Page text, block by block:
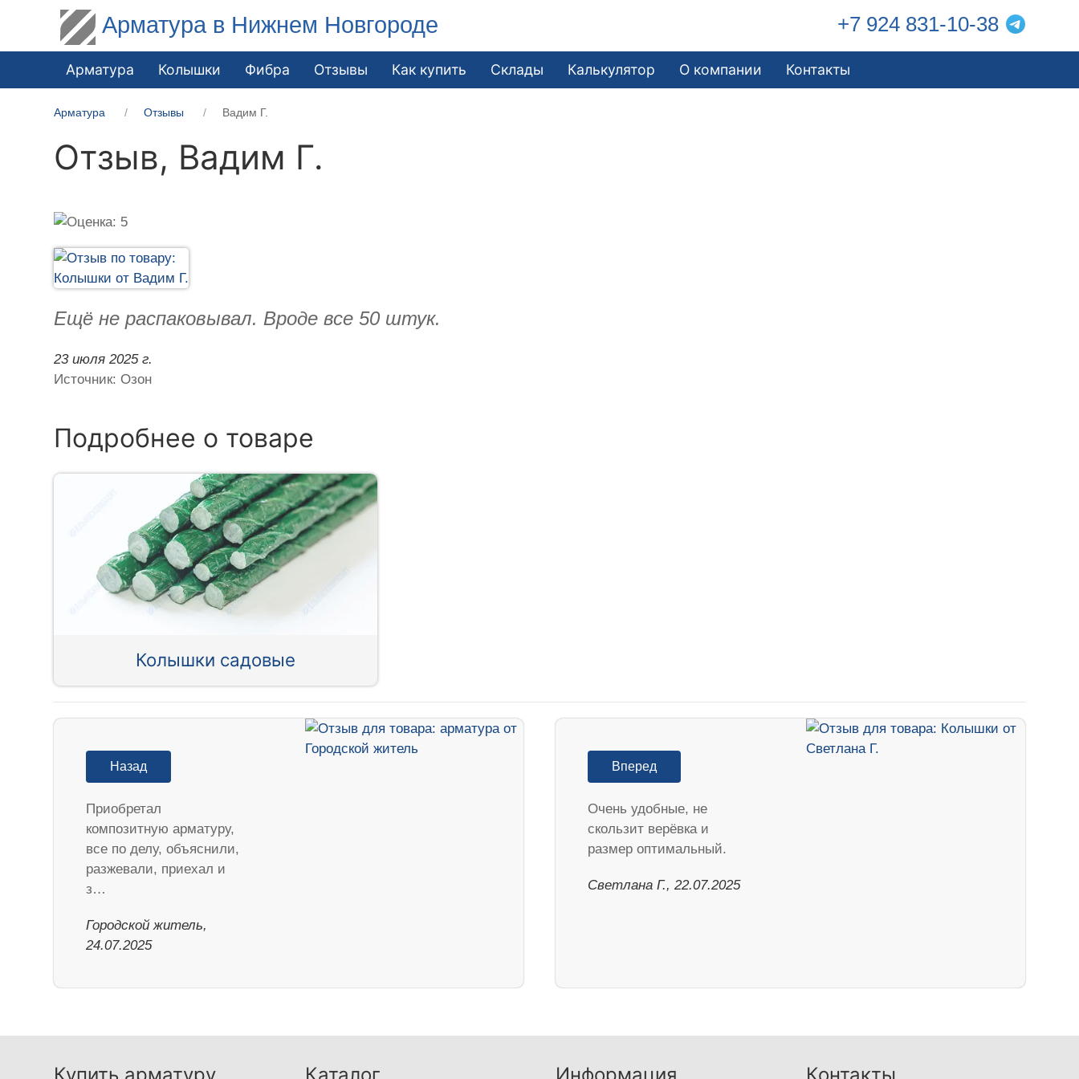
Арматура в Нижнем Новгороде +7 924 831-10-38
Арматура Колышки Фибра Отзывы Как купить Склады Калькулятор О компании Контакты
Арматура Отзывы Вадим Г.
Отзыв, Вадим Г.
Ещё не распаковывал. Вроде все 50 штук.
23 июля 2025 г.
Источник: Озон
Подробнее о товаре
Колышки садовые
Назад
Приобретал
композитную арматуру,
все по делу, объяснили,
разжевали, приехал и
з…
Городской житель,
24.07.2025
Вперед
Очень удобные, не
скользит верёвка и
размер оптимальный.
Светлана Г., 22.07.2025
Купить арматуру Каталог Информация Контакты